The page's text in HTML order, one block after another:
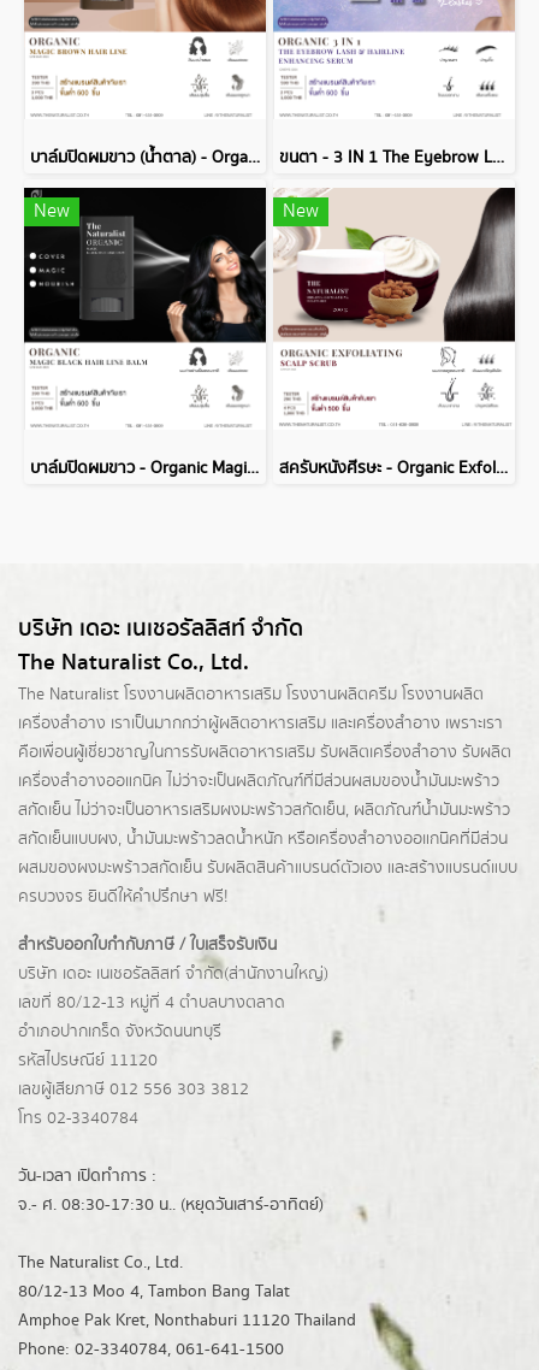
บาล์มปิดผมขาว (น้ำตาล) - Organic Magic Brown Hair Line Balm ขนตา - 3 IN 1 The Eyebrow Lash Hairline Enhancing Serum
New
บาล์มปิดผมขาว - Organic Magic Black Hair Line Balm
New
สครับหนังศีรษะ - Organic Exfoliating Scalp Scrub
บริษัท เดอะ เนเชอรัลลิสท์ จำกัด
The Naturalist Co., Ltd.
The Naturalist โรงงานผลิตอาหารเสริม โรงงานผลิตครีม โรงงานผลิต
เครื่องสำอาง เราเป็นมากกว่าผู้ผลิตอาหารเสริม และเครื่องสำอาง เพราะเรา
คือเพื่อนผู้เชี่ยวชาญในการรับผลิตอาหารเสริม รับผลิตเครื่องสำอาง รับผลิต
เครื่องสำอางออแกนิค ไม่ว่าจะเป็นผลิตภัณฑ์ที่มีส่วนผสมของน้ำมันมะพร้าว
สกัดเย็น ไม่ว่าจะเป็นอาหารเสริมผงมะพร้าวสกัดเย็น, ผลิตภัณฑ์น้ำมันมะพร้าว
สกัดเย็นแบบผง, น้ำมันมะพร้าวลดน้ำหนัก หรือเครื่องสำอางออแกนิคที่มีส่วน
ผสมของผงมะพร้าวสกัดเย็น รับผลิตสินค้าแบรนด์ตัวเอง และสร้างแบรนด์แบบ
ครบวงจร ยินดีให้คำปรึกษา ฟรี!
สำหรับออกใบกำกับภาษี / ใบเสร็จรับเงิน
บริษัท เดอะ เนเชอรัลลิสท์ จำกัด(ส่านักงานใหญ่)
เลขที่ 80/12-13 หมู่ที่ 4 ตำบลบางตลาด
อำเภอปากเกร็ด จังหวัดนนทบุรี
รหัสไปรษณีย์ 11120
เลขผู้เสียภาษี 012 556 303 3812
โทร 02-3340784
วัน-เวลา เปิดทำการ :
จ.- ศ. 08:30-17:30 น.. (หยุดวันเสาร์-อาทิตย์)
The Naturalist Co., Ltd.
80/12-13 Moo 4, Tambon Bang Talat
Amphoe Pak Kret, Nonthaburi 11120 Thailand
Phone: 02-3340784, 061-641-1500